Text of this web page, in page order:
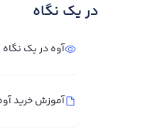
در یک نگاه
آوه در یک نگاه
آموزش خرید